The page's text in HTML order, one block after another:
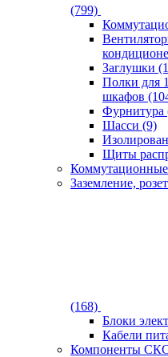
(799)
Заглушки
Полки для
шкафов
Фурнитура
Шасси (9)
Щиты
Заземление,
(168)
Блоки
Кабели
Компоненты СКС